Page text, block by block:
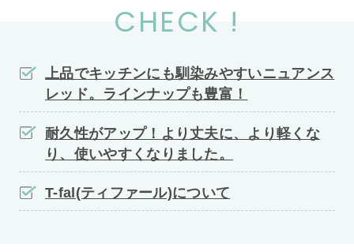
CHECK !
上品でキッチンにも馴染みやすいニュアンス
レッド。ラインナップも豊富！
耐久性がアップ！より丈夫に、より軽くな
り、使いやすくなりました。
T-fal(ティファール)について